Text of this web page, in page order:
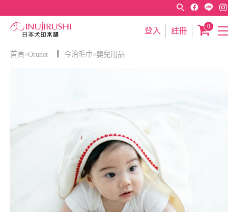
登入 註冊
0
首頁>Orunet ▎今治毛巾>嬰兒用品